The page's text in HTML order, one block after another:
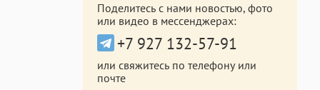
Поделитесь с нами новостью, фото
или видео в мессенджерах:
+7 927 132-57-91
или свяжитесь по телефону или
почте